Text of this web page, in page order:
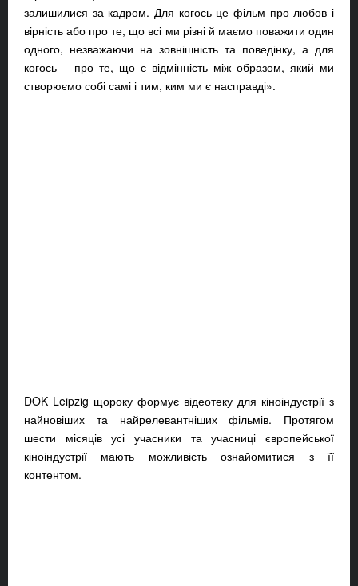
залишилися за кадром. Для когось це фільм про любов і
вірність або про те, що всі ми різні й маємо поважити один
одного, незважаючи на зовнішність та поведінку, а для
когось – про те, що є відмінність між образом, який ми
створюємо собі самі і тим, ким ми є насправді».
DOK Leipzig щороку формує відеотеку для кіноіндустрії з
найновіших та найрелевантніших фільмів. Протягом
шести місяців усі учасники та учасниці європейської
кіноіндустрії мають можливість ознайомитися з її
контентом.